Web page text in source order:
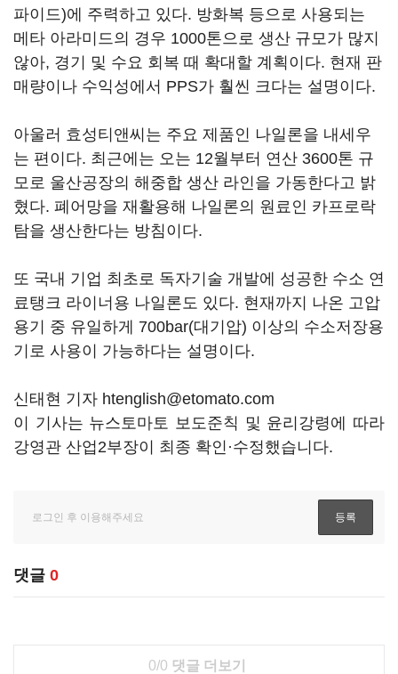
파이드)에 주력하고 있다. 방화복 등으로 사용되는
메타 아라미드의 경우 1000톤으로 생산 규모가 많지
않아, 경기 및 수요 회복 때 확대할 계획이다. 현재 판
매량이나 수익성에서 PPS가 훨씬 크다는 설명이다.
아울러 효성티앤씨는 주요 제품인 나일론을 내세우
는 편이다. 최근에는 오는 12월부터 연산 3600톤 규
모로 울산공장의 해중합 생산 라인을 가동한다고 밝
혔다. 폐어망을 재활용해 나일론의 원료인 카프로락
탐을 생산한다는 방침이다.
또 국내 기업 최초로 독자기술 개발에 성공한 수소 연
료탱크 라이너용 나일론도 있다. 현재까지 나온 고압
용기 중 유일하게 700bar(대기압) 이상의 수소저장용
기로 사용이 가능하다는 설명이다.
신태현 기자 htenglish@etomato.com
이 기사는 뉴스토마토 보도준칙 및 윤리강령에 따라
강영관 산업2부장이 최종 확인·수정했습니다.
댓글 0
0/0 댓글 더보기